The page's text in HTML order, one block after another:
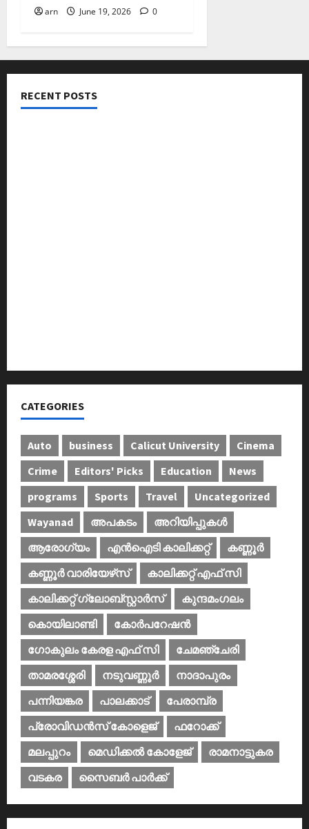
arn June 19, 2026 0
RECENT POSTS
CATEGORIES
Auto business Calicut University
Cinema
Crime
Editors' Picks Education
News
programs
Sports Travel
Uncategorized
Wayanad
അപകടം
അറിയിപ്പുകള്‍
ആരോഗ്യം
എൻഐടി കാലിക്കറ്റ്
കണ്ണൂര്‍
കണ്ണൂര്‍ വാരിയേഴ്‌സ്
കാലിക്കറ്റ് എഫ് സി
കാലിക്കറ്റ് ഗ്ലോബ്സ്റ്റാർസ്
കുന്ദമംഗലം
കൊയിലാണ്ടി
കോര്‍പറേഷന്‍
ഗോകുലം കേരള എഫ് സി
ചേമഞ്ചേരി
താമരശ്ശേരി
നടുവണ്ണൂര്‍
നാദാപുരം
പന്നിയങ്കര
പാലക്കാട്‌
പേരാമ്പ്ര
പ്രോവിഡന്‍സ് കോളെജ്‌
ഫറോക്ക്
മലപ്പുറം
മെഡിക്കൽ കോളേജ്‌
രാമനാട്ടുകര
വടകര
സൈബര്‍ പാര്‍ക്ക്‌